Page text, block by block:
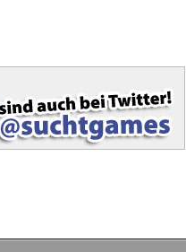
30.12.2010
Bunnies
Action
19.12.2010